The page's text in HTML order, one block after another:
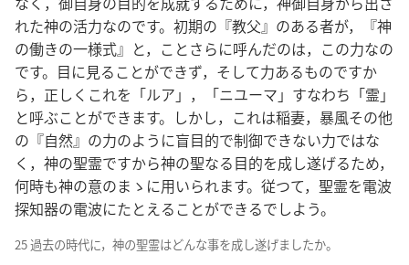
れた神の活力なのです。初期の『教父』のある者が，『神
の働きの一様式』と，ことさらに呼んだのは，この力なの
です。目に見ることができず，そして力あるものですか
ら，正しくこれを「ルア」，「ニユーマ」すなわち「霊」
と呼ぶことができます。しかし，これは稲妻，暴風その他
の『自然』の力のように盲目的で制御できない力ではな
く，神の聖霊ですから神の聖なる目的を成し遂げるため，
何時も神の意のまゝに用いられます。従つて，聖霊を電波
探知器の電波にたとえることができるでしよう。
25 過去の時代に，神の聖霊はどんな事を成し遂げましたか。